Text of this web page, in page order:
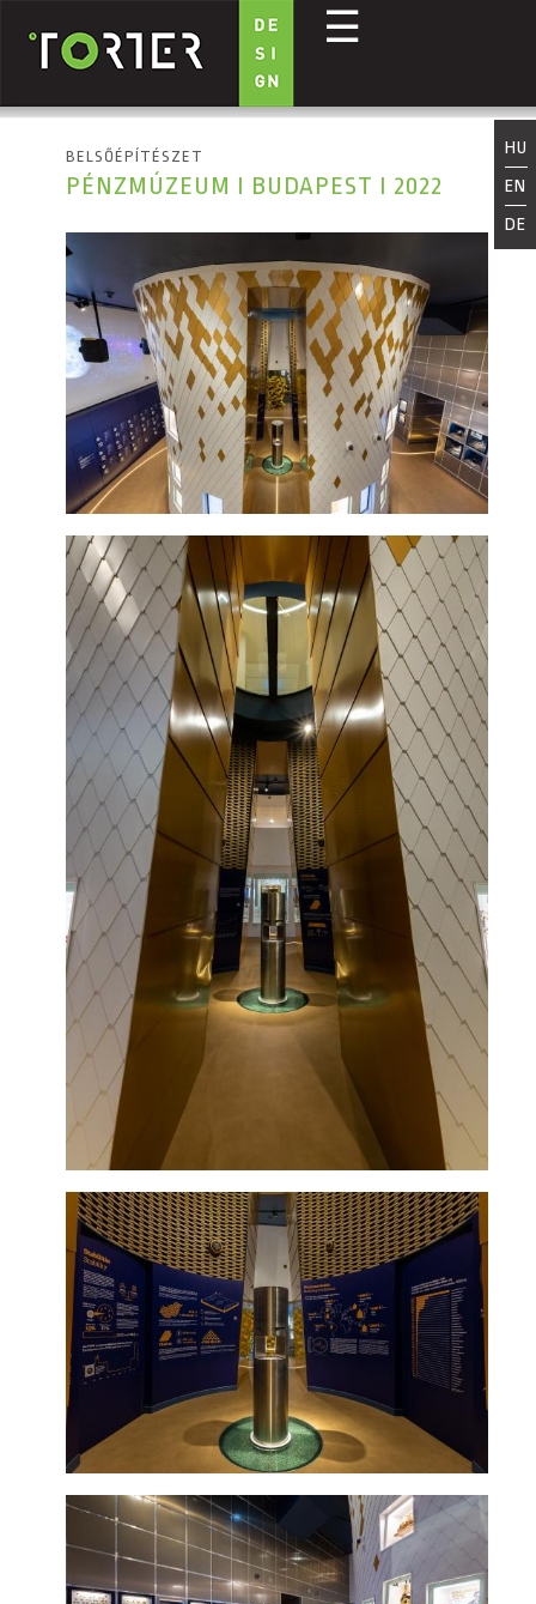
Ugrás a tartalomra
☰
HU
EN
DE
BELSŐÉPÍTÉSZET
PÉNZMÚZEUM I BUDAPEST I 2022